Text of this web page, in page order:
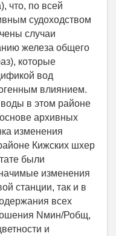
что, по всей
судоходством
случаи
железа общего
которые
вод
влиянием.
в этом районе
архивных
изменения
Кижских шхер
были
изменения
станции, так и в
всех
Nмин/Робщ,
и